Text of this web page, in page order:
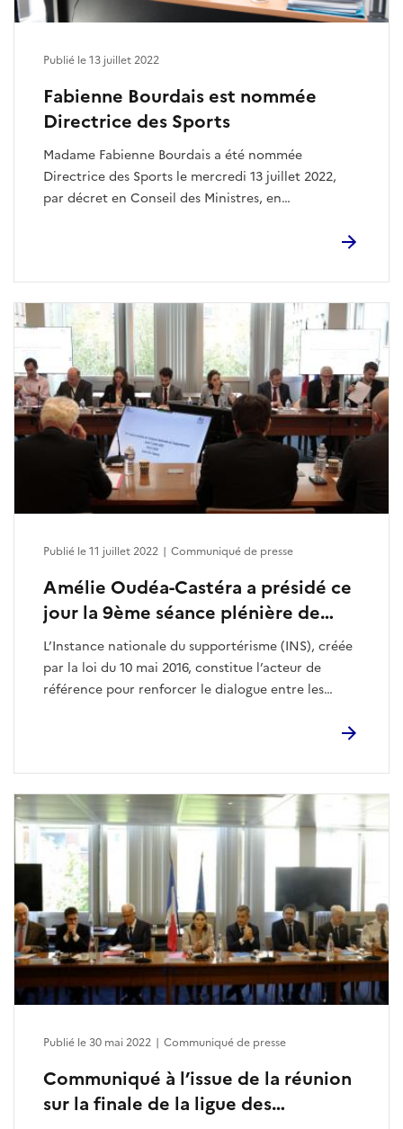
Fabienne Bourdais est nommée
Directrice des Sports
Madame Fabienne Bourdais a été nommée
Directrice des Sports le mercredi 13 juillet 2022,
par décret en Conseil des Ministres, en
Publié le 13 juillet 2022
Amélie Oudéa-Castéra a présidé ce
jour la 9ème séance plénière de
l’INS, en présence de représentants
d'autres ministères
L’Instance nationale du supportérisme (INS), créée
par la loi du 10 mai 2016, constitue l’acteur de
référence pour renforcer le dialogue entre les
Publié le 11 juillet 2022 | Communiqué de presse
Communiqué à l’issue de la réunion
sur la finale de la ligue des
Publié le 30 mai 2022 | Communiqué de presse